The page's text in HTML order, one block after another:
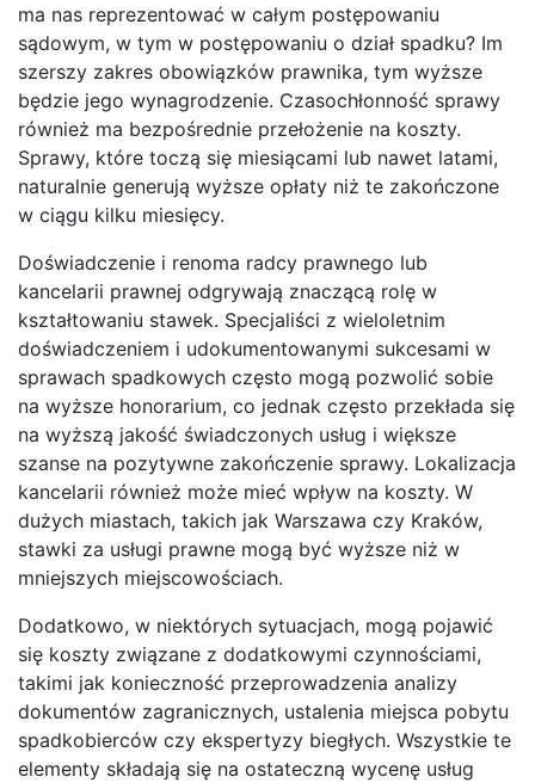
ma nas reprezentować w całym postępowaniu
sądowym, w tym w postępowaniu o dział spadku? Im
szerszy zakres obowiązków prawnika, tym wyższe
będzie jego wynagrodzenie. Czasochłonność sprawy
również ma bezpośrednie przełożenie na koszty.
Sprawy, które toczą się miesiącami lub nawet latami,
naturalnie generują wyższe opłaty niż te zakończone
w ciągu kilku miesięcy.
Doświadczenie i renoma radcy prawnego lub
kancelarii prawnej odgrywają znaczącą rolę w
kształtowaniu stawek. Specjaliści z wieloletnim
doświadczeniem i udokumentowanymi sukcesami w
sprawach spadkowych często mogą pozwolić sobie
na wyższe honorarium, co jednak często przekłada się
na wyższą jakość świadczonych usług i większe
szanse na pozytywne zakończenie sprawy. Lokalizacja
kancelarii również może mieć wpływ na koszty. W
dużych miastach, takich jak Warszawa czy Kraków,
stawki za usługi prawne mogą być wyższe niż w
mniejszych miejscowościach.
Dodatkowo, w niektórych sytuacjach, mogą pojawić
się koszty związane z dodatkowymi czynnościami,
takimi jak konieczność przeprowadzenia analizy
dokumentów zagranicznych, ustalenia miejsca pobytu
spadkobierców czy ekspertyzy biegłych. Wszystkie te
elementy składają się na ostateczną wycenę usług